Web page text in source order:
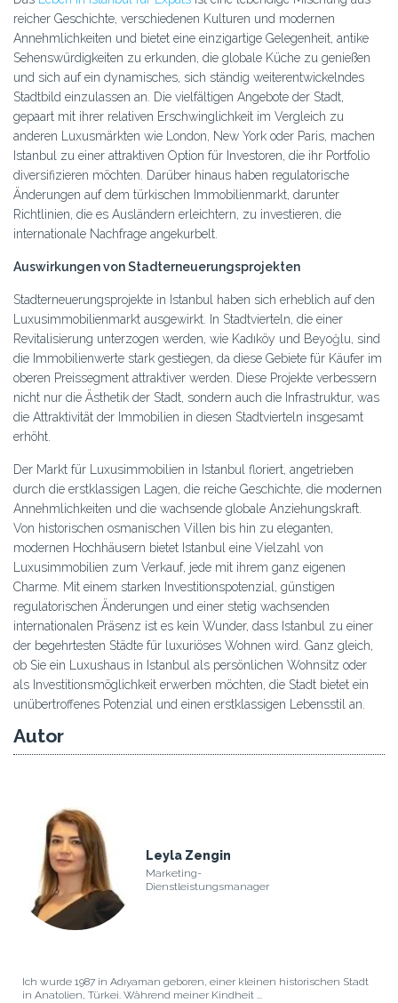
reicher Geschichte, verschiedenen Kulturen und modernen
Annehmlichkeiten und bietet eine einzigartige Gelegenheit, antike
Sehenswürdigkeiten zu erkunden, die globale Küche zu genießen
und sich auf ein dynamisches, sich ständig weiterentwickelndes
Stadtbild einzulassen an. Die vielfältigen Angebote der Stadt,
gepaart mit ihrer relativen Erschwinglichkeit im Vergleich zu
anderen Luxusmärkten wie London, New York oder Paris, machen
Istanbul zu einer attraktiven Option für Investoren, die ihr Portfolio
diversifizieren möchten. Darüber hinaus haben regulatorische
Änderungen auf dem türkischen Immobilienmarkt, darunter
Richtlinien, die es Ausländern erleichtern, zu investieren, die
internationale Nachfrage angekurbelt.
Auswirkungen von Stadterneuerungsprojekten
Stadterneuerungsprojekte in Istanbul haben sich erheblich auf den
Luxusimmobilienmarkt ausgewirkt. In Stadtvierteln, die einer
Revitalisierung unterzogen werden, wie Kadıköy und Beyoğlu, sind
die Immobilienwerte stark gestiegen, da diese Gebiete für Käufer im
oberen Preissegment attraktiver werden. Diese Projekte verbessern
nicht nur die Ästhetik der Stadt, sondern auch die Infrastruktur, was
die Attraktivität der Immobilien in diesen Stadtvierteln insgesamt
erhöht.
Der Markt für Luxusimmobilien in Istanbul floriert, angetrieben
durch die erstklassigen Lagen, die reiche Geschichte, die modernen
Annehmlichkeiten und die wachsende globale Anziehungskraft.
Von historischen osmanischen Villen bis hin zu eleganten,
modernen Hochhäusern bietet Istanbul eine Vielzahl von
Luxusimmobilien zum Verkauf, jede mit ihrem ganz eigenen
Charme. Mit einem starken Investitionspotenzial, günstigen
regulatorischen Änderungen und einer stetig wachsenden
internationalen Präsenz ist es kein Wunder, dass Istanbul zu einer
der begehrtesten Städte für luxuriöses Wohnen wird. Ganz gleich,
ob Sie ein Luxushaus in Istanbul als persönlichen Wohnsitz oder
als Investitionsmöglichkeit erwerben möchten, die Stadt bietet ein
unübertroffenes Potenzial und einen erstklassigen Lebensstil an.
Autor
Leyla Zengin
Marketing-
Dienstleistungsmanager
Ich wurde 1987 in Adıyaman geboren, einer kleinen historischen Stadt
in Anatolien, Türkei. Während meiner Kindheit ...